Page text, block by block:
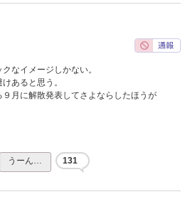
なイメージしかない。
あると思う。
９月に解散発表してさよならしたほうが
うーん… 131